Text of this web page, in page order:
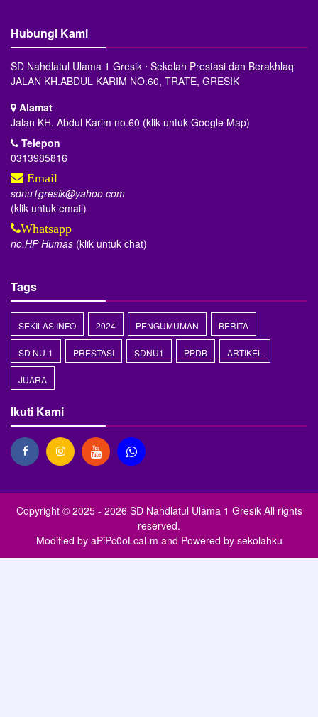
Hubungi Kami
SD Nahdlatul Ulama 1 Gresik ⋅ Sekolah Prestasi dan Berakhlaq
JALAN KH.ABDUL KARIM NO.60, TRATE, GRESIK
Alamat
Jalan KH. Abdul Karim no.60 (klik untuk Google Map)
Telepon
0313985816
Email
sdnu1gresik@yahoo.com
(klik untuk email)
Whatsapp
no.HP Humas (klik untuk chat)
Tags
SEKILAS INFO 2024 PENGUMUMAN BERITA
SD NU-1 PRESTASI SDNU1 PPDB ARTIKEL
JUARA
Ikuti Kami
Copyright © 2025 - 2026SD Nahdlatul Ulama 1 GresikAll rights
reserved.
Modified by aPiPc0oLcaLm and Powered by sekolahku